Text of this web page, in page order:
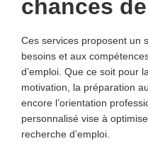
chances
Ces services proposent un
besoins et aux
d’emploi. Que ce soit pour
motivation, la préparation
encore l’orientation
personnalisé vise à
recherche d’emploi.